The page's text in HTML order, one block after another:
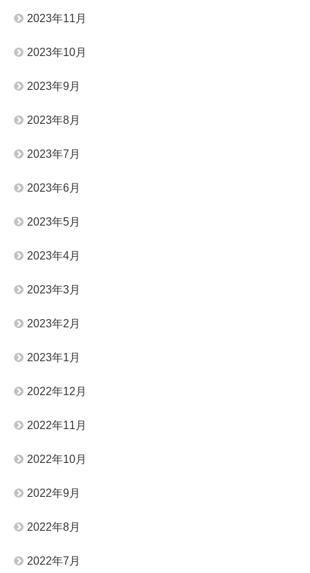
2023年11月
2023年10月
2023年9月
2023年8月
2023年7月
2023年6月
2023年5月
2023年4月
2023年3月
2023年2月
2023年1月
2022年12月
2022年11月
2022年10月
2022年9月
2022年8月
2022年7月